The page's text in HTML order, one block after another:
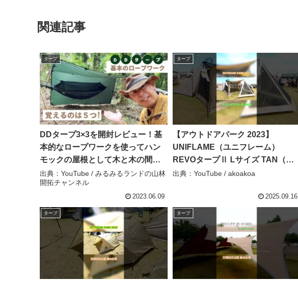
関連記事
タープ
DDタープ3×3を開封レビュー！基
本的なロープワークを使ってハン
モックの屋根として木と木の間に
設営 – みるみるランドの山林開拓
チャンネル
出典：YouTube / みるみるランドの山林
開拓チャンネル
2023.06.09
タープ
【アウトドアパーク 2023】
UNIFLAME（ユニフレーム）
REVOタープⅡ Lサイズ TAN（タ
ン）の紹介 #Short #ショート –
出典：YouTube / akoakoa
2025.09.16
タープ タープ